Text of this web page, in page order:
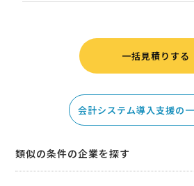
一括見積りする
会計システム導入支援の
類似の条件の企業を探す